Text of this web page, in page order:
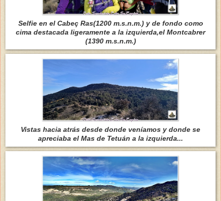
Selfie en el Cabeç Ras(1200 m.s.n.m.) y de fondo como
cima destacada ligeramente a la izquierda,el Montcabrer
(1390 m.s.n.m.)
Vistas hacia atrás desde donde veníamos y donde se
apreciaba el Mas de Tetuán a la izquierda...